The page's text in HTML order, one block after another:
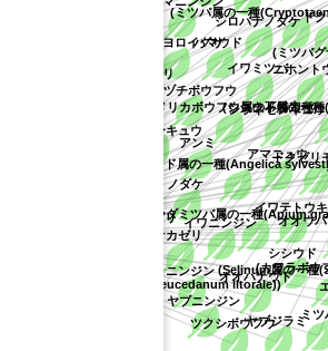
(アメリカボウフウ属の不特定種)
イワミツバ
ドクゼリ
アンミ
ニホント
イワテトウキ
エゾノヨロイグサ
ノダケ
シロバナノダケ
アマニュウ
オオバセンキュウ
(シシウド属の一種
イワニンジン
ハマウド
ツクシゼリ
シラネセンキュウ
シシウド
イシヅチボウフウ
(シシウド属の一種(Angelica
オオウバ
(オランダミツバ属の一種(Apium
ドク
オカゼリ
エ
(ミツバ属の一種
ミツ
マツバゼリ
ニンジン オオハナウド
ヤブニンジン
ミヤマニンジン
(カワラボウフウ属の一種(Peucedanum litorale))
(カワラボウ
(ミツバグ
ツクシボウフウ
(Selinum属の一種
ヤブジラミ